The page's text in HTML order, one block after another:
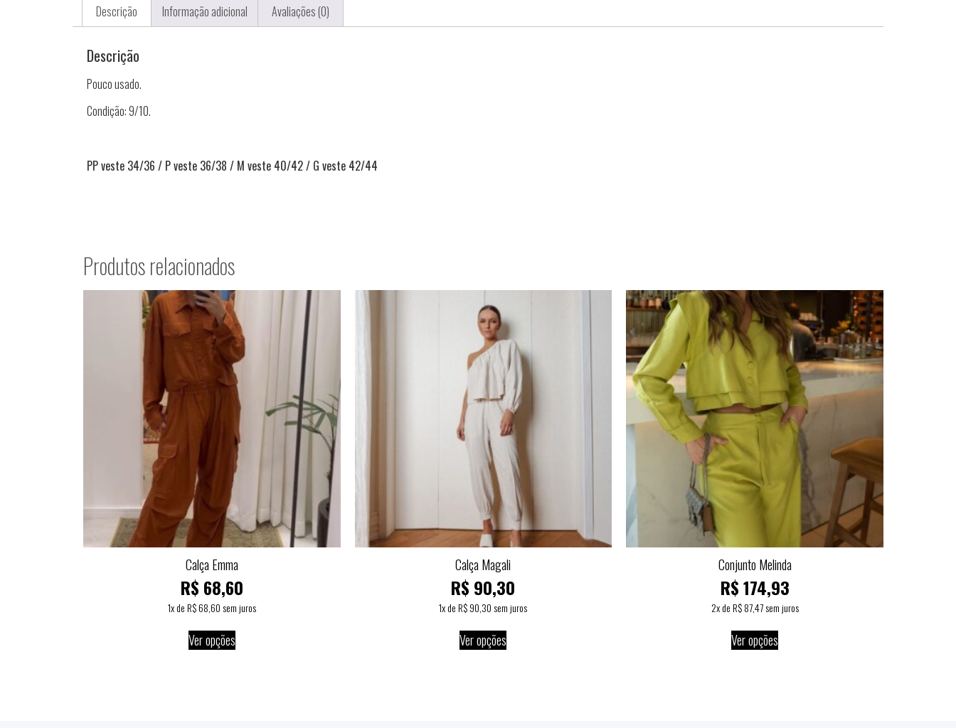
Descrição Informação adicional Avaliações (0)
Descrição
Pouco usado.
Condição: 9/10.
PP veste 34/36 / P veste 36/38 / M veste 40/42 / G veste 42/44
Produtos relacionados
Calça Emma
R$ 68,60
1x deR$68,60sem juros
Ver opções
Calça Magali
R$ 90,30
1x deR$90,30sem juros
Ver opções
Conjunto Melinda
R$174,93
2x deR$87,47sem juros
Ver opções